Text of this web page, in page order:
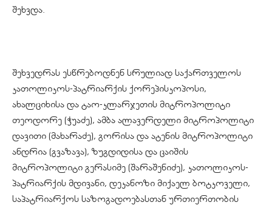
შეხვდა.
შეხვედრას ესწრებოდნენ სრულიად საქართველოს
კათოლიკოს-პატრიარქის ქორეპისკოპოსი,
ახალციხისა და ტაო-კლარჯეთის მიტროპოლიტი
თეოდორე (ჭუაძე), ამბა ალავერდელი მიტროპოლიტი
დავითი (მახარაძე), გორისა და ატენის მიტროპოლიტი
ანდრია (გვაზავა), ზუგდიდისა და ცაიშის
მიტროპოლიტი გერასიმე (შარაშენიძე), კათოლიკოს-
პატრიარქის მდივანი, დეკანოზი მიქაელ ბოტკოველი,
საპატრიარქოს საზოგადოებასთან ურთიერთობის